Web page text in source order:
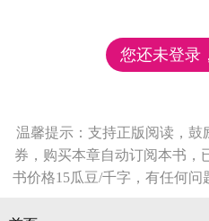
您还未登录
温馨提示：支持正版阅读，鼓
券，购买本章自动订阅本书，
书价格15瓜豆/千字，有任何问